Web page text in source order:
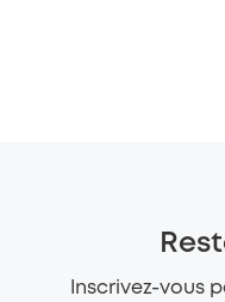
Inscrivez-vous